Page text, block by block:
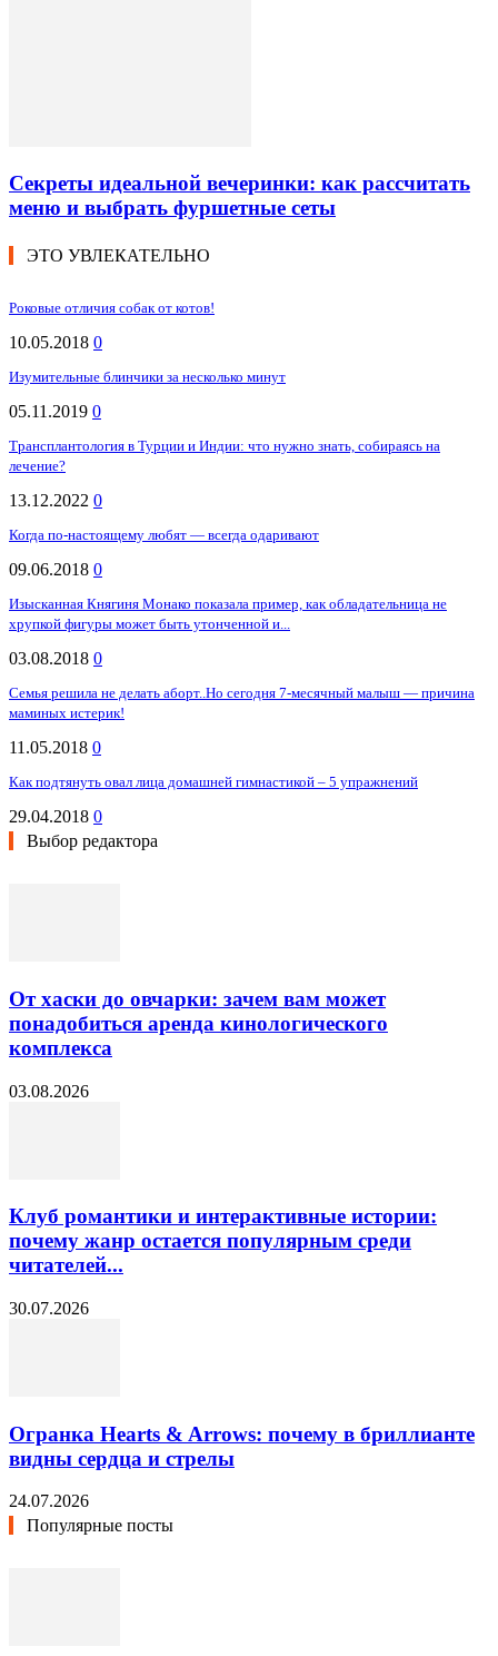
Секреты идеальной вечеринки: как рассчитать
меню и выбрать фуршетные сеты
ЭТО УВЛЕКАТЕЛЬНО
Роковые отличия собак от котов!
10.05.2018 0
Изумительные блинчики за несколько минут
05.11.2019 0
Трансплантология в Турции и Индии: что нужно знать, собираясь на
лечение?
13.12.2022 0
Когда по-настоящему любят — всегда одаривают
09.06.2018 0
Изысканная Княгиня Монако показала пример, как обладательница не
хрупкой фигуры может быть утонченной и...
03.08.2018 0
Семья решила не делать аборт..Но сегодня 7-месячный малыш — причина
маминых истерик!
11.05.2018 0
Как подтянуть овал лица домашней гимнастикой – 5 упражнений
29.04.2018 0
Выбор редактора
От хаски до овчарки: зачем вам может
понадобиться аренда кинологического
комплекса
03.08.2026
Клуб романтики и интерактивные истории:
почему жанр остается популярным среди
читателей...
30.07.2026
Огранка Hearts & Arrows: почему в бриллианте
видны сердца и стрелы
24.07.2026
Популярные посты